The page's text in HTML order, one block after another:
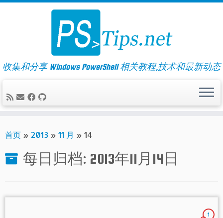
Skip
收集和分享 Windows PowerShell 相关教程,技术和最新动态
首页 » 2013 » 11 月 » 14
每日归档: 2013年11月14日
1